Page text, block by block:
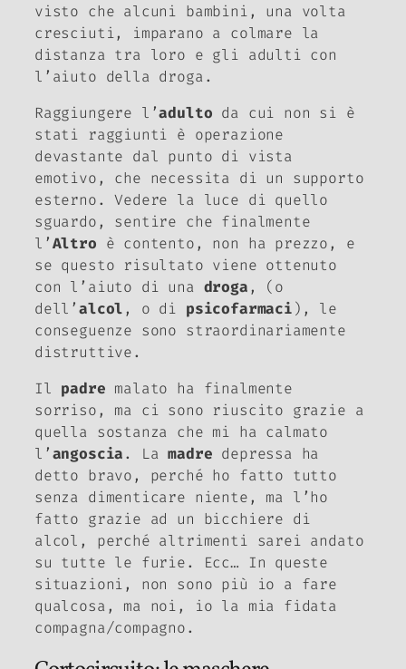
visto che alcuni bambini, una volta
cresciuti, imparano a colmare la
distanza tra loro e gli adulti con
l’aiuto della droga.
Raggiungere l’adulto da cui non si è
stati raggiunti è operazione
devastante dal punto di vista
emotivo, che necessita di un supporto
esterno. Vedere la luce di quello
sguardo, sentire che finalmente
l’Altro è contento, non ha prezzo, e
se questo risultato viene ottenuto
con l’aiuto di una droga, (o
dell’alcol, o di psicofarmaci), le
conseguenze sono straordinariamente
distruttive.
Il padre malato ha finalmente
sorriso, ma ci sono riuscito grazie a
quella sostanza che mi ha calmato
l’angoscia. Lamadre depressa ha
detto bravo, perché ho fatto tutto
senza dimenticare niente, ma l’ho
fatto grazie ad un bicchiere di
alcol, perché altrimenti sarei andato
su tutte le furie. Ecc… In queste
situazioni, non sono più
io a fare
qualcosa, ma noi, io la mia fidata
compagna/compagno.